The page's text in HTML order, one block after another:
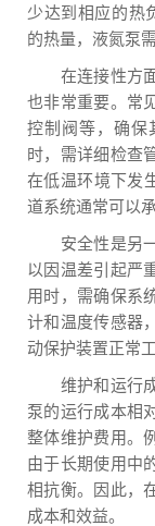
少达到相应的热
的热量，液氮泵
在连接性方面
也非常重要。常
控制阀等，确保
时，需详细检查
在低温环境下发
道系统通常可以
安全性是另一
以因温差引起严
用时，需确保系
计和温度传感器
动保护装置正常
维护和运行成
泵的运行成本相
整体维护费用。
由于长期使用中
相抗衡。因此，
成本和效益。